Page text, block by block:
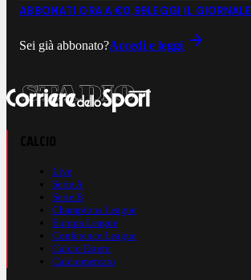
ABBONATI ORA A €0,99LEGGI IL GIORNALE
Sei già abbonato?Accedi e leggi
Live
Serie A
Serie B
Champions League
Europa League
Conference League
Calcio Estero
Calciomercato